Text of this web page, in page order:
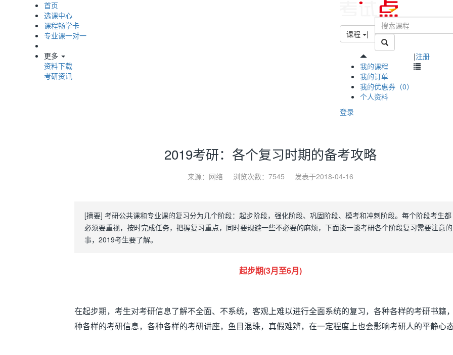
首页
选课中心
课程畅学卡
专业课一对一
更多
资料下载
考研资讯
课程 |
我的课程
我的订单
我的优惠券（0）
个人资料
登录
|注册
2019考研：各个复习时期的备考攻略
来源：网络 浏览次数：7545 发表于2018-04-16
[摘要] 考研公共课和专业课的复习分为几个阶段：起步阶段，强化阶段、巩固阶段、模考和冲刺阶段。每个阶段考生都
必须要重视，按时完成任务，把握复习重点，同时要规避一些不必要的麻烦，下面谈一谈考研各个阶段复习需要注意的
事，2019考生要了解。
起步期(3月至6月)
在起步期，考生对考研信息了解不全面、不系统，客观上难以进行全面系统的复习，各种各样的考研书籍
种各样的考研信息，各种各样的考研讲座，鱼目混珠，真假难辨，在一定程度上也会影响考研人的平静心态